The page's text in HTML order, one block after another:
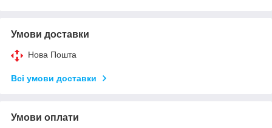
Умови доставки
Нова Пошта
Всі умови доставки
Умови оплати